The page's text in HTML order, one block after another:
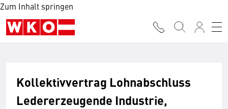
Zum Inhalt springen
Kollektivvertrag Lohnabschluss
Ledererzeugende Industrie,